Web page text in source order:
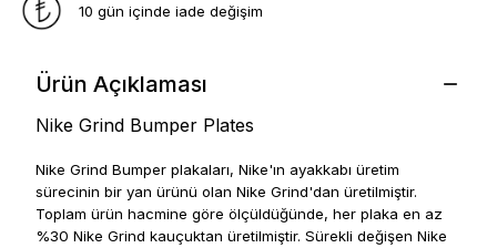
10 gün içinde iade değişim
Ürün Açıklaması
Nike Grind Bumper Plates
Nike Grind Bumper plakaları, Nike'ın ayakkabı üretim
sürecinin bir yan ürünü olan Nike Grind'dan üretilmiştir.
Toplam ürün hacmine göre ölçüldüğünde, her plaka en az
%30 Nike Grind kauçuktan üretilmiştir. Sürekli değişen Nike